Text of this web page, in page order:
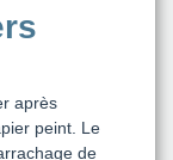
après
peint. Le
de